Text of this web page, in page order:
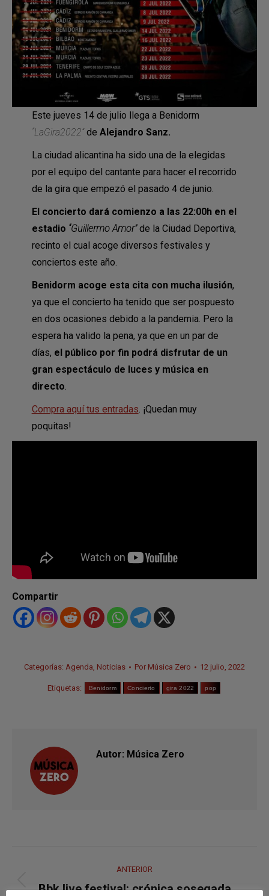
Este jueves 14 de julio llega a Benidorm
“LaGira2022”de Alejandro Sanz.
La ciudad alicantina ha sido una de la elegidas
por el equipo del cantante para hacer el recorrido
de la gira que empezó el pasado 4 de junio.
El concierto dará comienzo a las 22:00h en el
estadio “Guillermo Amor” de la Ciudad Deportiva,
recinto el cual acoge diversos festivales y
conciertos este año.
Benidorm acoge esta cita con mucha ilusión,
ya que el concierto ha tenido que ser pospuesto
en dos ocasiones debido a la pandemia. Pero la
espera ha valido la pena, ya que en un par de
días, el público por fin podrá disfrutar de un
gran espectáculo de luces y música en
directo.
Compra aquí tus entradas. ¡Quedan muy
poquitas!
Compartir
Categorías: Agenda, Noticias Por Música Zero 12 julio, 2022
Etiquetas: Benidorm Concierto gira 2022 pop
Autor: Música Zero
entre
ANTERIOR
Publicación
Bbk live festival: crónica sosegada